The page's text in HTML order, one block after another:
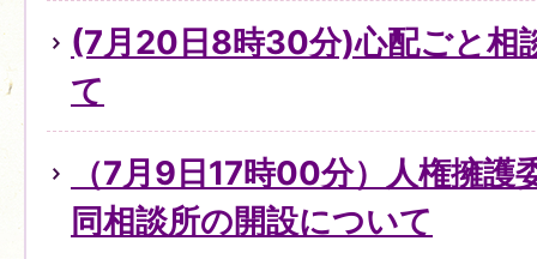
(7月20日8時30分)心配ごと相
て
（7月9日17時00分）人権擁護
同相談所の開設について